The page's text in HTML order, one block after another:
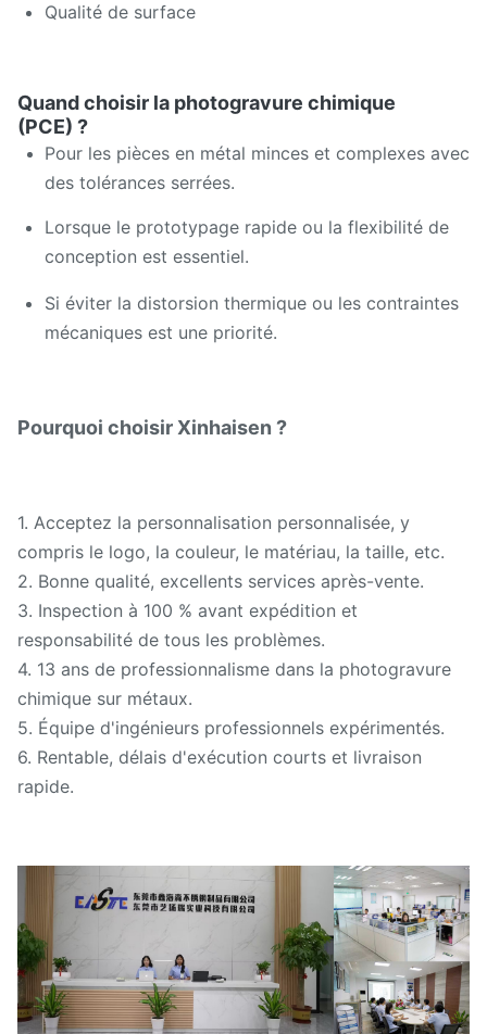
Qualité de surface
Quand choisir la photogravure chimique
(PCE) ?
Pour les pièces en métal minces et complexes avec
des tolérances serrées.
Lorsque le prototypage rapide ou la flexibilité de
conception est essentiel.
Si éviter la distorsion thermique ou les contraintes
mécaniques est une priorité.
Pourquoi choisir Xinhaisen ?
1. Acceptez la personnalisation personnalisée, y
compris le logo, la couleur, le matériau, la taille, etc.
2. Bonne qualité, excellents services après-vente.
3. Inspection à 100 % avant expédition et
responsabilité de tous les problèmes.
4. 13 ans de professionnalisme dans la photogravure
chimique sur métaux.
5. Équipe d'ingénieurs professionnels expérimentés.
6. Rentable, délais d'exécution courts et livraison
rapide.